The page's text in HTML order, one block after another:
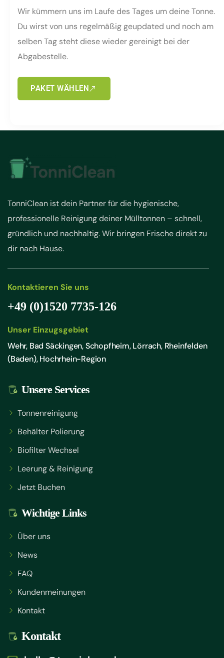
Wir kümmern uns im Laufe des Tages um deine Tonne.
Du wirst von uns regelmäßig geupdated und noch am
selben Tag steht diese wieder gereinigt bei der
Abgabestelle.
PAKET WÄHLEN
TonniClean ist dein Partner für die hygienische,
professionelle Reinigung deiner Mülltonnen – schnell,
gründlich und nachhaltig. Wir bringen Frische direkt zu
dir nach Hause.
Kontaktieren Sie uns
+49 (0)1520 7735-126
Unser Einzugsgebiet
Wehr, Bad Säckingen, Schopfheim, Lörrach, Rheinfelden
(Baden), Hochrhein-Region
Unsere Services
Tonnenreinigung
Behälter Polierung
Biofilter Wechsel
Leerung & Reinigung
Jetzt Buchen
Wichtige Links
Über uns
News
FAQ
Kundenmeinungen
Kontakt
Kontakt